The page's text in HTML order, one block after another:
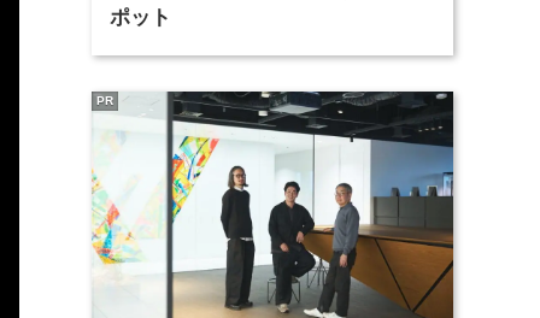
ポット
PR